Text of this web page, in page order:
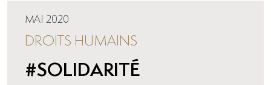
MAI 2020
DROITS HUMAINS
#SOLIDARITÉ